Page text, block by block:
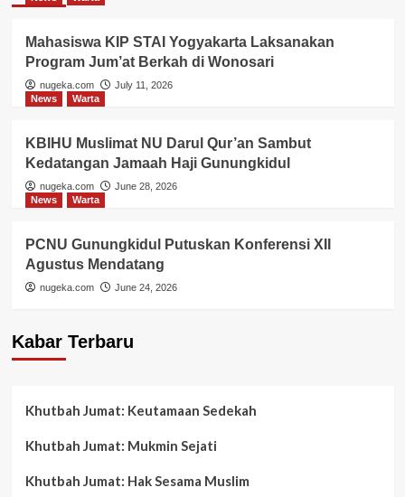
Mahasiswa KIP STAI Yogyakarta Laksanakan
Program Jum’at Berkah di Wonosari
nugeka.com
July 11, 2026
News
Warta
KBIHU Muslimat NU Darul Qur’an Sambut
Kedatangan Jamaah Haji Gunungkidul
nugeka.com
June 28, 2026
News
Warta
PCNU Gunungkidul Putuskan Konferensi XII
Agustus Mendatang
nugeka.com June 24, 2026
Kabar Terbaru
Khutbah Jumat: Keutamaan Sedekah
Khutbah Jumat: Mukmin Sejati
Khutbah Jumat: Hak Sesama Muslim